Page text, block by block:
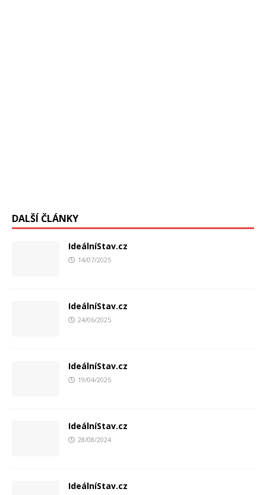
DALŠÍ ČLÁNKY
IdeálníStav.cz
14/07/2025
IdeálníStav.cz
24/06/2025
IdeálníStav.cz
19/04/2025
IdeálníStav.cz
28/08/2024
IdeálníStav.cz